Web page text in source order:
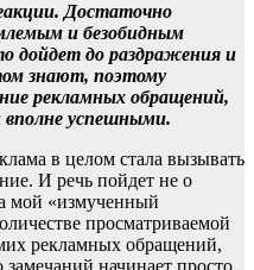
Достаточно
и безобидным
дойдет до раздражения и
знают, поэтому
рекламных обращений,
вполне успешными.
в целом стала вызывать
И речь пойдет не о
мой «измученный
просматриваемой
рекламных обращений,